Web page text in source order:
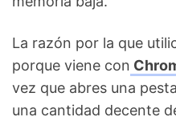
La razón por la que
porque viene con
vez que abres una
una cantidad decente